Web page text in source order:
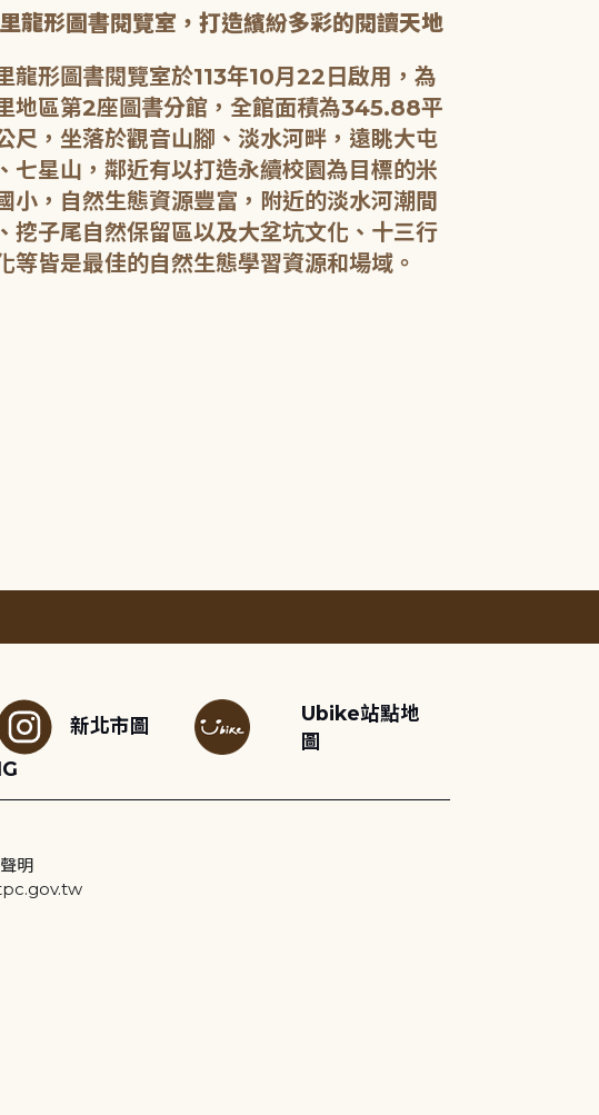
龍形圖書閱覽室，打造繽紛多彩的閱讀天地
龍形圖書閱覽室於113年10月22日啟用，為
地區第2座圖書分館，全館面積為345.88平
尺，坐落於觀音山腳、淡水河畔，遠眺大屯
七星山，鄰近有以打造永續校園為目標的米
小，自然生態資源豐富，附近的淡水河潮間
挖子尾自然保留區以及大坌坑文化、十三行
新北市圖
Ubike站點地
圖
明